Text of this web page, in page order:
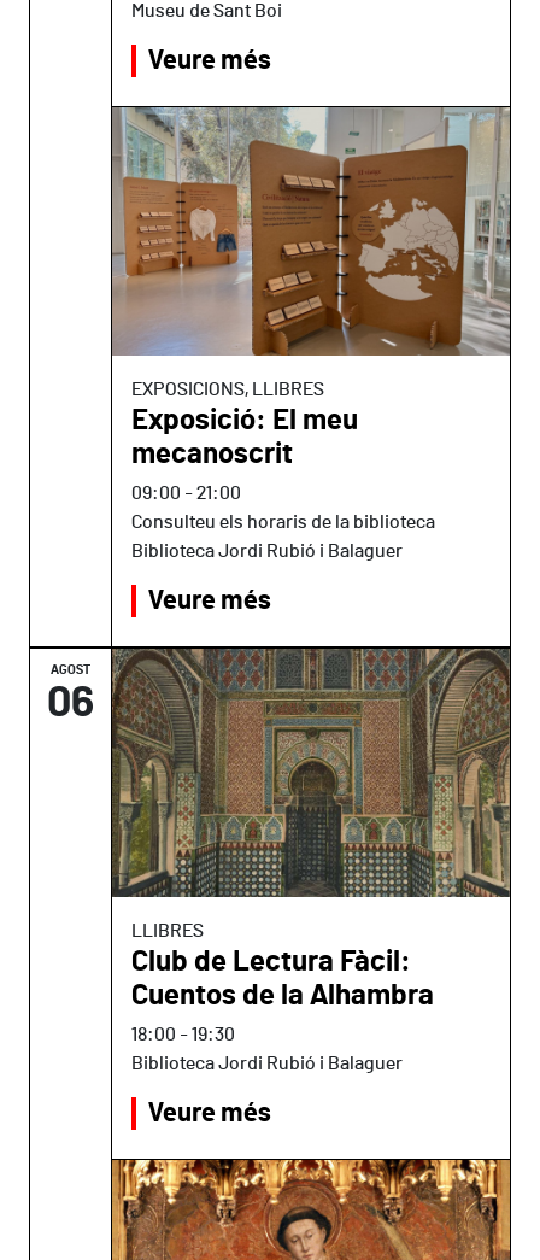
Museu de Sant Boi
Veure més
EXPOSICIONS, LLIBRES
Exposició: El meu
mecanoscrit
09:00 -21:00
Consulteu els horaris de la biblioteca
Biblioteca Jordi Rubió i Balaguer
Veure més
AGOST
06
LLIBRES
Club de Lectura Fàcil:
Cuentos de la Alhambra
18:00 -19:30
Biblioteca Jordi Rubió i Balaguer
Veure més